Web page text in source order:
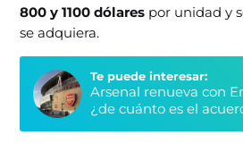
800 y 1100 dólares por unidad y
se adquiera.
Te puede interesar:
Arsenal renueva con
¿de cuánto es el